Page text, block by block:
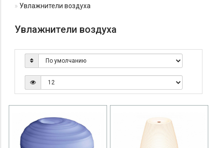
Увлажнители воздуха
Увлажнители воздуха